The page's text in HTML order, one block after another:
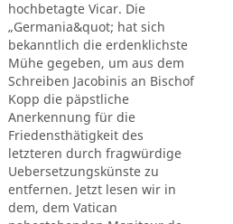
hochbetagte Vicar. Die
„Germania&quot; hat sich
bekanntlich die erdenklichste
Mühe gegeben, um aus dem
Schreiben Jacobinis an Bischof
Kopp die päpstliche
Anerkennung für die
Friedensthätigkeit des
letzteren durch fragwürdige
Uebersetzungskünste zu
entfernen. Jetzt lesen wir in
dem, dem Vatican